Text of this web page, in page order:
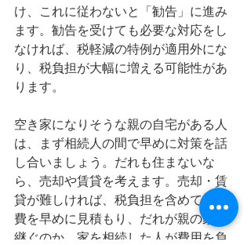
け、これに従わないと「勧告」に進み
ます。勧告を受けても必要な対応をし
なければ、税軽減の特例が適用外にな
り、税負担が大幅に増える可能性があ
ります。
空き家になりそうな親の自宅がある人
は、まず相続人の間で早めに対策を話
し合いましょう。だれも住まないな
ら、売却や賃貸を考えます。売却・賃
貸が難しければ、税負担を含めて維持
費を早めに見積もり、だれが親の家を
継ぐのか、家を相続した人が費用を負